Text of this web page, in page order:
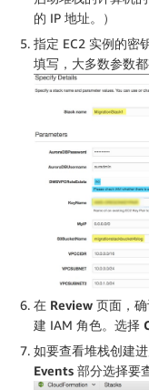
的 IP 地址。）
指定 EC2 实例的密
填写，大多数参数
在 Review 页面，
建 IAM 角色。选择
如要查看堆栈创建
Events 部分选择要